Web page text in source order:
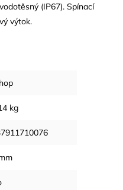
(IP67). Spínací
výtok.
kg